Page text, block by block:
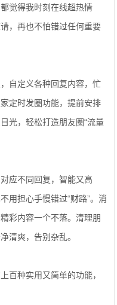
觉得我时刻在线超热情
，再也不怕错过任何重要
自定义各种回复内容，忙
定时发圈功能，提前安排
光，轻松打造朋友圈“流量
应不同回复，智能又高
用担心手慢错过“财路”。消
彩内容一个不落。清理朋
清爽，告别杂乱。
百种实用又简单的功能，